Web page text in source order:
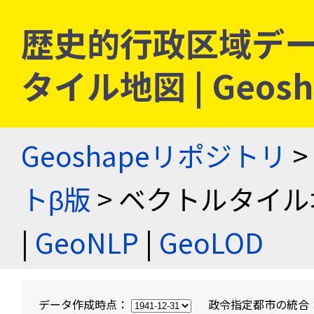
歴史的行政区域デ
タイル地図 |
Geoshapeリポジトリ >
トβ版 > ベクトルタイ
| GeoNLP | GeoLOD
データ作成時点： 政令指定都市の統